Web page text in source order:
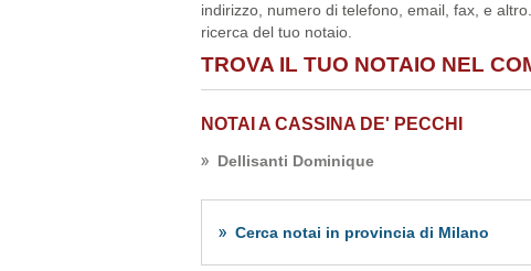
indirizzo, numero di telefono, email, fax, e
ricerca del tuo notaio.
TROVA IL TUO NOTAIO NEL
NOTAI A CASSINA DE' PECCHI
Dellisanti Dominique
Cerca notai in provincia di Milano